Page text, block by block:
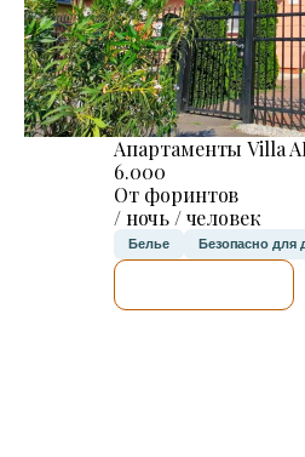
Апартаменты Villa
6.000
От форинтов
/ ночь / человек
Белье Безопасно для